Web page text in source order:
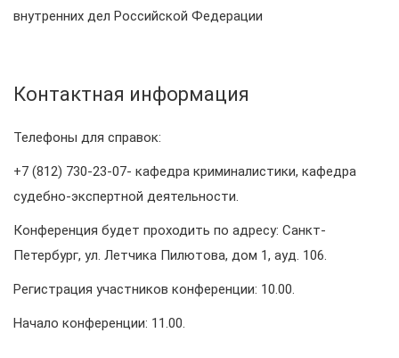
внутренних дел Российской Федерации
Контактная информация
Телефоны для справок:
+7 (812) 730-23-07- кафедра криминалистики, кафедра
судебно-экспертной деятельности.
Конференция будет проходить по адресу: Санкт-
Петербург, ул. Летчика Пилютова, дом 1, ауд. 106.
Регистрация участников конференции: 10.00.
Начало конференции: 11.00.